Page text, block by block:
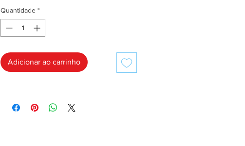
Quantidade *
Adicionar ao carrinho